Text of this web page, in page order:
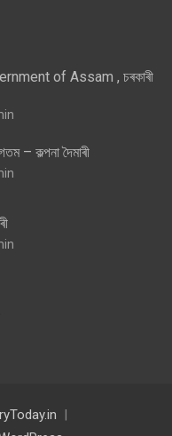
of Assam , চৰকাৰী
– কল্পনা দৈমাৰী